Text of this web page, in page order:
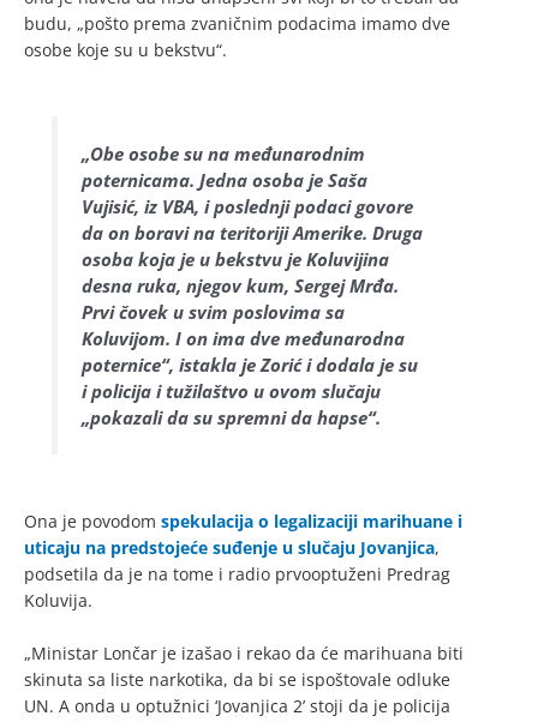
budu, „pošto prema zvaničnim podacima imamo dve
osobe koje su u bekstvu“.
„Obe osobe su na međunarodnim
poternicama. Jedna osoba je Saša
Vujisić, iz VBA, i poslednji podaci govore
da on boravi na teritoriji Amerike. Druga
osoba koja je u bekstvu je Koluvijina
desna ruka, njegov kum, Sergej Mrđa.
Prvi čovek u svim poslovima sa
Koluvijom. I on ima dve međunarodna
poternice“, istakla je Zorić i dodala je su
i policija i tužilaštvo u ovom slučaju
„pokazali da su spremni da hapse“.
Ona je povodom spekulacija o legalizaciji marihuane i
uticaju na predstojeće suđenje u slučaju Jovanjica,
podsetila da je na tome i radio prvooptuženi Predrag
Koluvija.
„Ministar Lončar je izašao i rekao da će marihuana biti
skinuta sa liste narkotika, da bi se ispoštovale odluke
UN. A onda u optužnici ‘Jovanjica 2’ stoji da je policija